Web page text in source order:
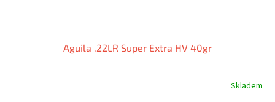
Aguila .22LR Super Extra HV 40gr
Skladem